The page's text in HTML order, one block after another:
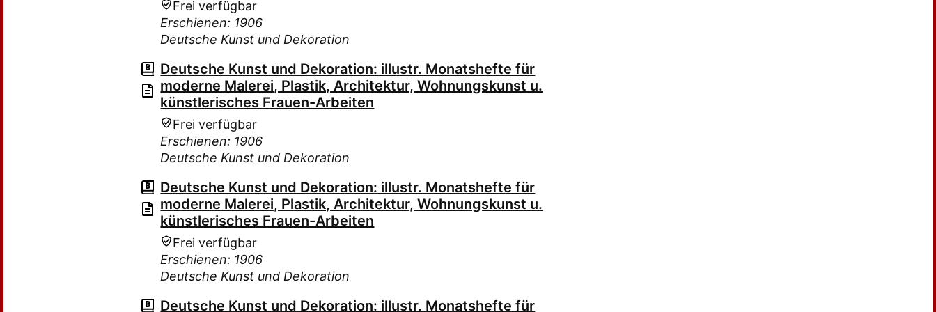
Frei verfügbar
Erschienen: 1906
Deutsche Kunst und Dekoration
Deutsche Kunst und Dekoration: illustr. Monatshefte für
moderne Malerei, Plastik, Architektur, Wohnungskunst u.
künstlerisches Frauen-Arbeiten
Frei verfügbar
Erschienen: 1906
Deutsche Kunst und Dekoration
Deutsche Kunst und Dekoration: illustr. Monatshefte für
moderne Malerei, Plastik, Architektur, Wohnungskunst u.
künstlerisches Frauen-Arbeiten
Frei verfügbar
Erschienen: 1906
Deutsche Kunst und Dekoration
Deutsche Kunst und Dekoration: illustr. Monatshefte für